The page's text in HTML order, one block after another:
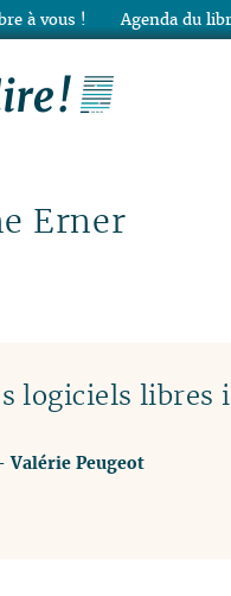
Erner
logiciels libres
Valérie Peugeot
à vous ! Agenda du